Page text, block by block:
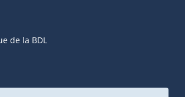
de la BDL